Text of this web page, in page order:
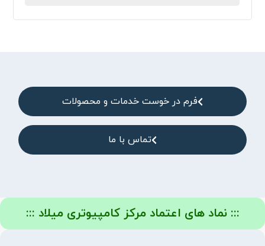
فرم در خوست خدمات و محصولات
تماس با ما
::: نماد های اعتماد مرکز کامپیوتری میلاد :::